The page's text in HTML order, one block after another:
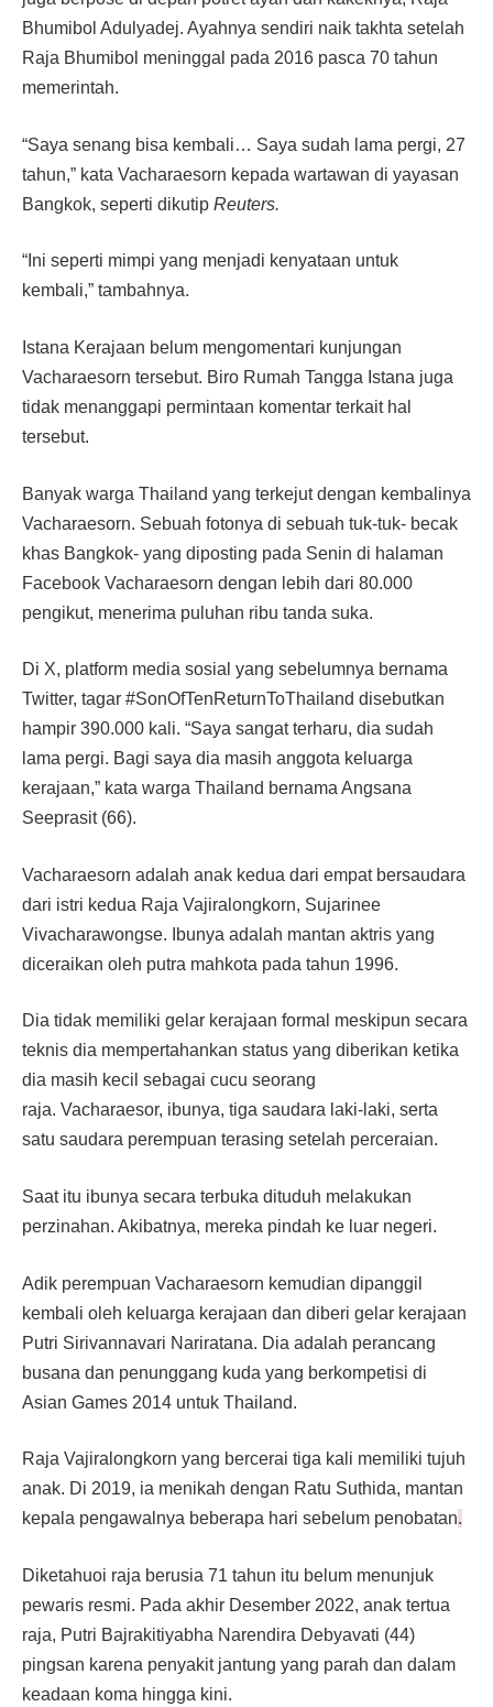
Bhumibol Adulyadej. Ayahnya sendiri naik takhta setelah
Raja Bhumibol meninggal pada 2016 pasca 70 tahun
memerintah.
“Saya senang bisa kembali… Saya sudah lama pergi, 27
tahun,” kata Vacharaesorn kepada wartawan di yayasan
Bangkok, seperti dikutip Reuters.
“Ini seperti mimpi yang menjadi kenyataan untuk
kembali,” tambahnya.
Istana Kerajaan belum mengomentari kunjungan
Vacharaesorn tersebut. Biro Rumah Tangga Istana juga
tidak menanggapi permintaan komentar terkait hal
tersebut.
Banyak warga Thailand yang terkejut dengan kembalinya
Vacharaesorn. Sebuah fotonya di sebuah tuk-tuk- becak
khas Bangkok- yang diposting pada Senin di halaman
Facebook Vacharaesorn dengan lebih dari 80.000
pengikut, menerima puluhan ribu tanda suka.
Di X, platform media sosial yang sebelumnya bernama
Twitter, tagar #SonOfTenReturnToThailand disebutkan
hampir 390.000 kali. “Saya sangat terharu, dia sudah
lama pergi. Bagi saya dia masih anggota keluarga
kerajaan,” kata warga Thailand bernama Angsana
Seeprasit (66).
Vacharaesorn adalah anak kedua dari empat bersaudara
dari istri kedua Raja Vajiralongkorn, Sujarinee
Vivacharawongse. Ibunya adalah mantan aktris yang
diceraikan oleh putra mahkota pada tahun 1996.
Dia tidak memiliki gelar kerajaan formal meskipun secara
teknis dia mempertahankan status yang diberikan ketika
dia masih kecil sebagai cucu seorang
raja. Vacharaesor, ibunya, tiga saudara laki-laki, serta
satu saudara perempuan terasing setelah perceraian.
Saat itu ibunya secara terbuka dituduh melakukan
perzinahan. Akibatnya, mereka pindah ke luar negeri.
Adik perempuan Vacharaesorn kemudian dipanggil
kembali oleh keluarga kerajaan dan diberi gelar kerajaan
Putri Sirivannavari Nariratana. Dia adalah perancang
busana dan penunggang kuda yang berkompetisi di
Asian Games 2014 untuk Thailand.
Raja Vajiralongkorn yang bercerai tiga kali memiliki tujuh
anak. Di 2019, ia menikah dengan Ratu Suthida, mantan
kepala pengawalnya beberapa hari sebelum penobatan.
Diketahuoi raja berusia 71 tahun itu belum menunjuk
pewaris resmi. Pada akhir Desember 2022, anak tertua
raja, Putri Bajrakitiyabha Narendira Debyavati (44)
pingsan karena penyakit jantung yang parah dan dalam
keadaan koma hingga kini.